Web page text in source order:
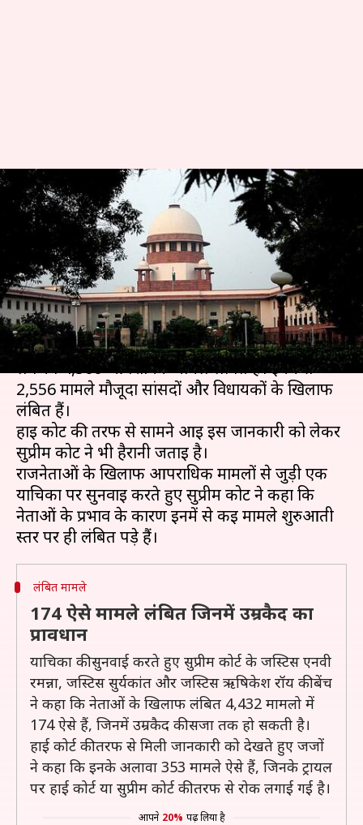
राजनेताओं के खिलाफ लंबित पड़े हैं
लगभग 4,500 मामले, सुप्रीम कोर्ट ने
जताई हैरानी
लेखन प्रमोद कुमार Sep 11, 2020 10:37 am
क्या है खबर?
देश के कई मौजूदा और पूर्व जनप्रतिनिधियों के खिलाफ
लगभग 4,500 आपराधिक मामले लंबित हैं। इनमें से
2,556 मामले मौजूदा सांसदों और विधायकों के खिलाफ
लंबित हैं।
हाई कोर्ट की तरफ से सामने आई इस जानकारी को लेकर
सुप्रीम कोर्ट ने भी हैरानी जताई है।
राजनेताओं के खिलाफ आपराधिक मामलों से जुड़ी एक
याचिका पर सुनवाई करते हुए सुप्रीम कोर्ट ने कहा कि
नेताओं के प्रभाव के कारण इनमें से कई मामले शुरुआती
लंबित मामले
174 ऐसे मामले लंबित जिनमें उम्रकैद का
प्रावधान
याचिका की सुनवाई करते हुए सुप्रीम कोर्ट के जस्टिस एनवी
रमन्ना, जस्टिस सुर्यकांत और जस्टिस ऋषिकेश रॉय की बेंच
ने कहा कि नेताओं के खिलाफ लंबित 4,432 मामलो में
174 ऐसे हैं, जिनमें उम्रकैद की सजा तक हो सकती है।
हाई कोर्ट की तरफ से मिली जानकारी को देखते हुए जजों
ने कहा कि इनके अलावा 353 मामले ऐसे हैं, जिनके ट्रायल
पर हाई कोर्ट या सुप्रीम कोर्ट की तरफ से रोक लगाई गई है।
आपने 20% पढ़ लिया है